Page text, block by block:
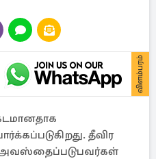
விளம்பரம்
தீவிர